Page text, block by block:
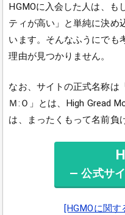
HGMOに入会した人は、も
ティが高い」と単純に決め
います。そんなふうにでも
理由が見つかりません。
なお、サイトの正式名称は
Ｍ:Ｏ」とは、High Gread
は、まったくもって名前負
― 公式サ
[HGMOに関